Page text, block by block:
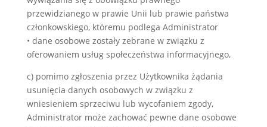
przewidzianego w prawie Unii lub prawie państwa
członkowskiego, któremu podlega Administrator
• dane osobowe zostały zebrane w związku z
oferowaniem usług społeczeństwa informacyjnego,
c) pomimo zgłoszenia przez Użytkownika żądania
usunięcia danych osobowych w związku z
wniesieniem sprzeciwu lub wycofaniem zgody,
Administrator może zachować pewne dane osobowe